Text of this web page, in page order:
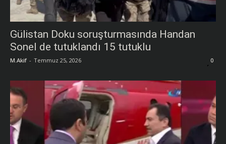
Gülistan Doku soruşturmasında Handan
Sonel de tutuklandı 15 tutuklu
M.Akif - Temmuz 25, 2026 0